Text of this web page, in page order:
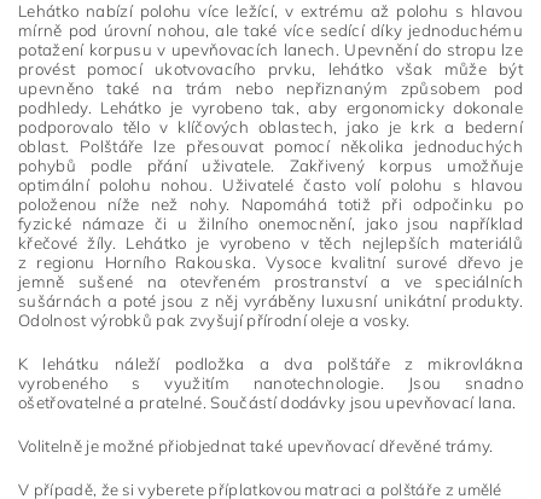
Lehátko nabízí polohu více ležící, v extrému až polohu s hlavou
mírně pod úrovní nohou, ale také více sedící díky jednoduchému
potažení korpusu v upevňovacích lanech. Upevnění do stropu lze
provést pomocí ukotvovacího prvku, lehátko však může být
upevněno také na trám nebo nepřiznaným způsobem pod
podhledy. Lehátko je vyrobeno tak, aby ergonomicky dokonale
podporovalo tělo v klíčových oblastech, jako je krk a bederní
oblast. Polštáře lze přesouvat pomocí několika jednoduchých
pohybů podle přání uživatele. Zakřivený korpus umožňuje
optimální polohu nohou. Uživatelé často volí polohu s hlavou
položenou níže než nohy. Napomáhá totiž při odpočinku po
fyzické námaze či u žilního onemocnění, jako jsou například
křečové žíly. Lehátko je vyrobeno v těch nejlepších materiálů
z regionu Horního Rakouska. Vysoce kvalitní surové dřevo je
jemně sušené na otevřeném prostranství a ve speciálních
sušárnách a poté jsou z něj vyráběny luxusní unikátní produkty.
Odolnost výrobků pak zvyšují přírodní oleje a vosky.
K lehátku náleží podložka a dva polštáře z mikrovlákna
vyrobeného s využitím nanotechnologie. Jsou snadno
ošetřovatelné a pratelné. Součástí dodávky jsou upevňovací lana.
Volitelně je možné přiobjednat také upevňovací dřevěné trámy.
V případě, že si vyberete příplatkovou matraci a polštáře z umělé